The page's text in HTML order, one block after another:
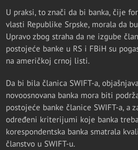
U praksi, to znači da bi banka, čije
vlasti Republike Srpske, morala da
Upravo zbog straha da ne izgube
postojeće banke u RS i FBiH su
na američkoj crnoj listi.
Da bi bila članica SWIFT-a,
novoosnovana banka mora biti
postojeće banke članice SWIFT-a, a
određeni kriterijumi koje banka
korespondentska banka smatrala
članstvo u SWIFT-u.